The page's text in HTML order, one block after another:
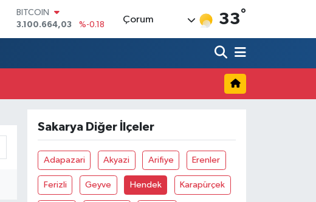
BITCOIN
3.100.664,03
%-0.18
DOLAR
64,4811
%0.38
6660.55
Çorum 33°
Sakarya Diğer İlçeler
Adapazari Akyazi Arifiye Erenler
Ferizli Geyve Hendek Karapürçek